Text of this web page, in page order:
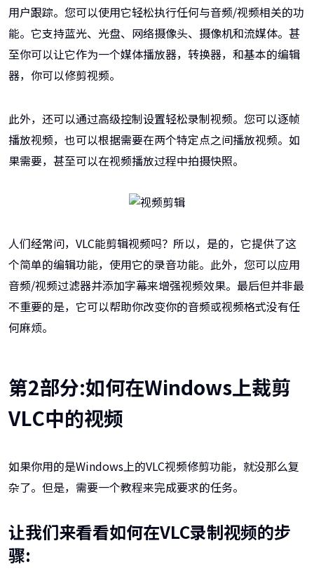
用户跟踪。您可以使用它轻松执行任何与音频/视频相关的功
能。它支持蓝光、光盘、网络摄像头、摄像机和流媒体。甚
至你可以让它作为一个媒体播放器，转换器，和基本的编辑
器，你可以修剪视频。
此外，还可以通过高级控制设置轻松录制视频。您可以逐帧
播放视频，也可以根据需要在两个特定点之间播放视频。如
果需要，甚至可以在视频播放过程中拍摄快照。
人们经常问，VLC能剪辑视频吗？所以，是的，它提供了这
个简单的编辑功能，使用它的录音功能。此外，您可以应用
音频/视频过滤器并添加字幕来增强视频效果。最后但并非最
不重要的是，它可以帮助你改变你的音频或视频格式没有任
何麻烦。
第2部分:如何在Windows上裁剪
VLC中的视频
如果你用的是Windows上的VLC视频修剪功能，就没那么复
杂了。但是，需要一个教程来完成要求的任务。
让我们来看看如何在VLC录制视频的步
骤: